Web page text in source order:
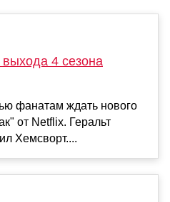
4 сезона
фанатам ждать нового
от Netflix. Геральт
Хемсворт....